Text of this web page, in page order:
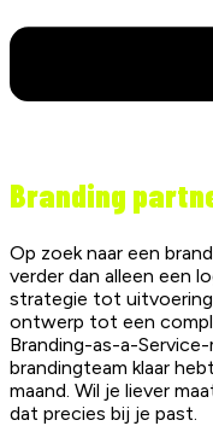
Branding
Op zoek naar een
verder dan alleen een
strategie tot uitvoering
ontwerp tot een
Branding-as-a-
brandingteam klaar
maand. Wil je liever
dat precies bij je past.